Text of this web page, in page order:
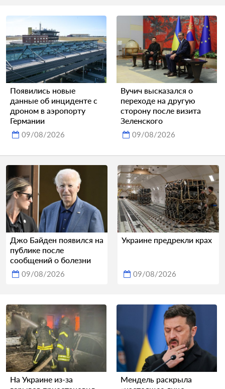
Появились новые
данные об инциденте с
дроном в аэропорту
Германии
09/08/2026
Вучич высказался о
переходе на другую
сторону после визита
Зеленского
09/08/2026
Джо Байден появился на
публике после
сообщений о болезни
09/08/2026
Украине предрекли крах
09/08/2026
На Украине из-за
Мендель раскрыла